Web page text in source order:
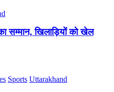
सम्मान, खिलाड़ियों को खेल
Sports Uttarakhand